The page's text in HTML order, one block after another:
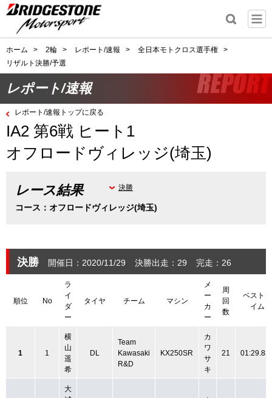
ホーム > 2輪 > レポート/速報 > 全日本モトクロス選手権
>
リザルト決勝/予選
レポート/速報
レポート/速報トップに戻る
IA2 第6戦 ヒート1
オフロードヴィレッジ(埼玉)
レース結果
コース：オフロードヴィレッジ(埼玉)
決勝
決勝 開催日：2020/11/29 決勝出走：29 完走：26
順位 No
ラ
イ
ダ
ー
タイヤ チーム マシン
メ
ー
カ
ー
周
回
数
ベストタ
イム
1 1
横
山
遥
希
DL
Team
Kawasaki
R&D
KX250SR
カ
ワ
サ
キ
21
大